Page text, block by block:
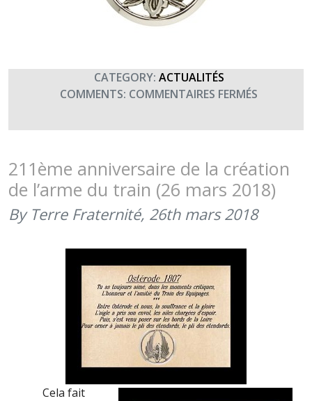
CATEGORY: ACTUALITÉS
COMMENTS: COMMENTAIRES FERMÉS
L’ARME
DU
TRAIN
(26
211ème anniversaire de la création
de l’arme du train (26 mars 2018)
By Terre Fraternité, 26th mars 2018
Cela fait